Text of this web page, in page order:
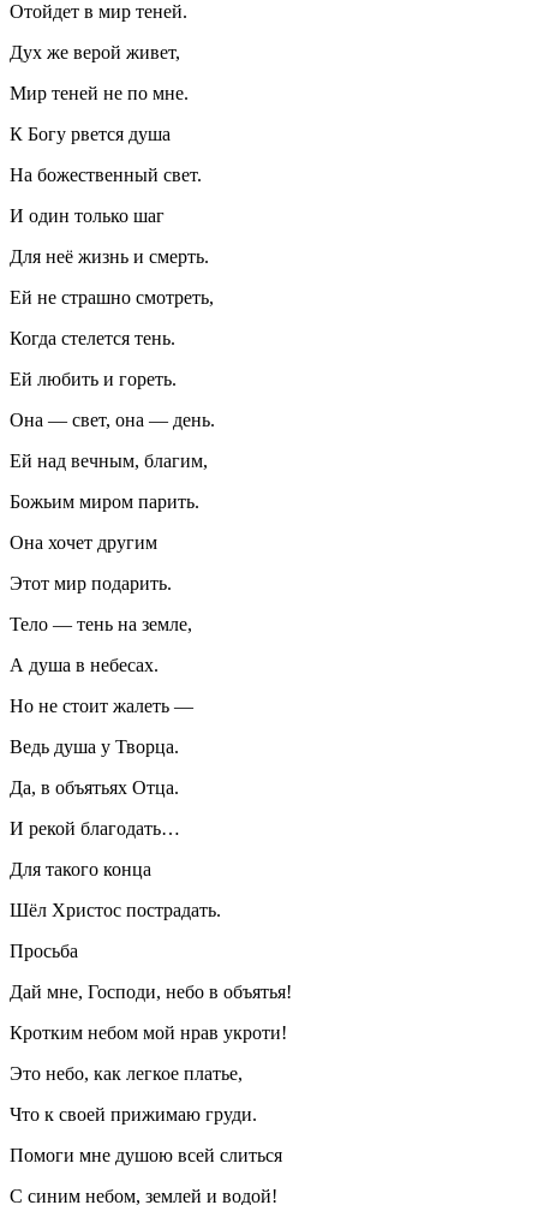
Отойдет в мир теней.
Дух же верой живет,
Мир теней не по мне.
К Богу рвется душа
На божественный свет.
И один только шаг
Для неё жизнь и смерть.
Ей не страшно смотреть,
Когда стелется тень.
Ей любить и гореть.
Она — свет, она — день.
Ей над вечным, благим,
Божьим миром парить.
Она хочет другим
Этот мир подарить.
Тело — тень на земле,
А душа в небесах.
Но не стоит жалеть —
Ведь душа у Творца.
Да, в объятьях Отца.
И рекой благодать…
Для такого конца
Шёл Христос пострадать.
Просьба
Дай мне, Господи, небо в объятья!
Кротким небом мой нрав укроти!
Это небо, как легкое платье,
Что к своей прижимаю груди.
Помоги мне душою всей слиться
С синим небом, землей и водой!